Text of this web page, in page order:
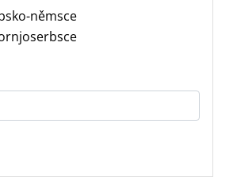
němsce